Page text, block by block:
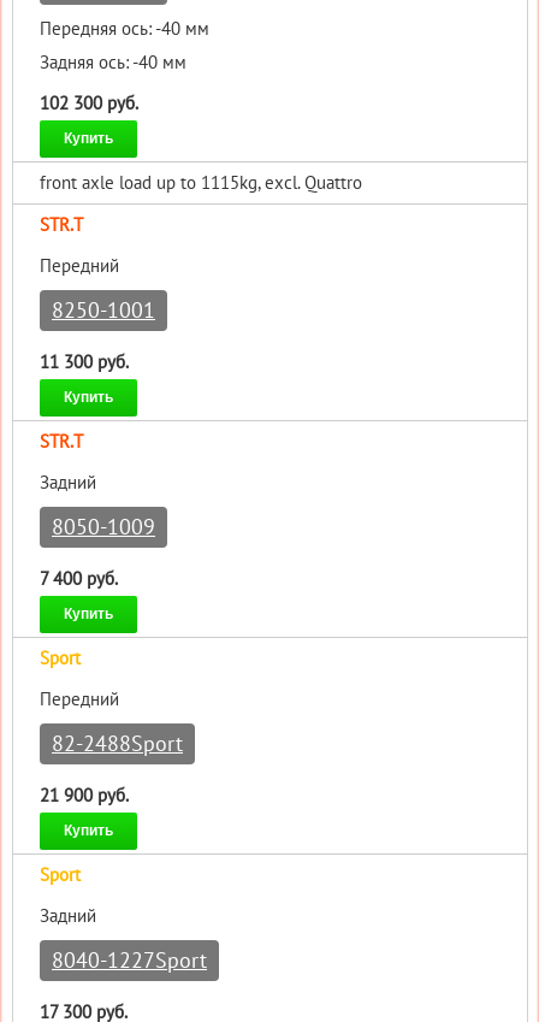
Передняя ось: -40 мм
Задняя ось: -40 мм
102 300 руб.
Купить
front axle load up to 1115kg, excl. Quattro
STR.T
Передний
8250-1001
11 300 руб.
Купить
STR.T
Задний
8050-1009
7 400 руб.
Купить
Sport
Передний
82-2488Sport
21 900 руб.
Купить
Sport
Задний
8040-1227Sport
17 300 руб.